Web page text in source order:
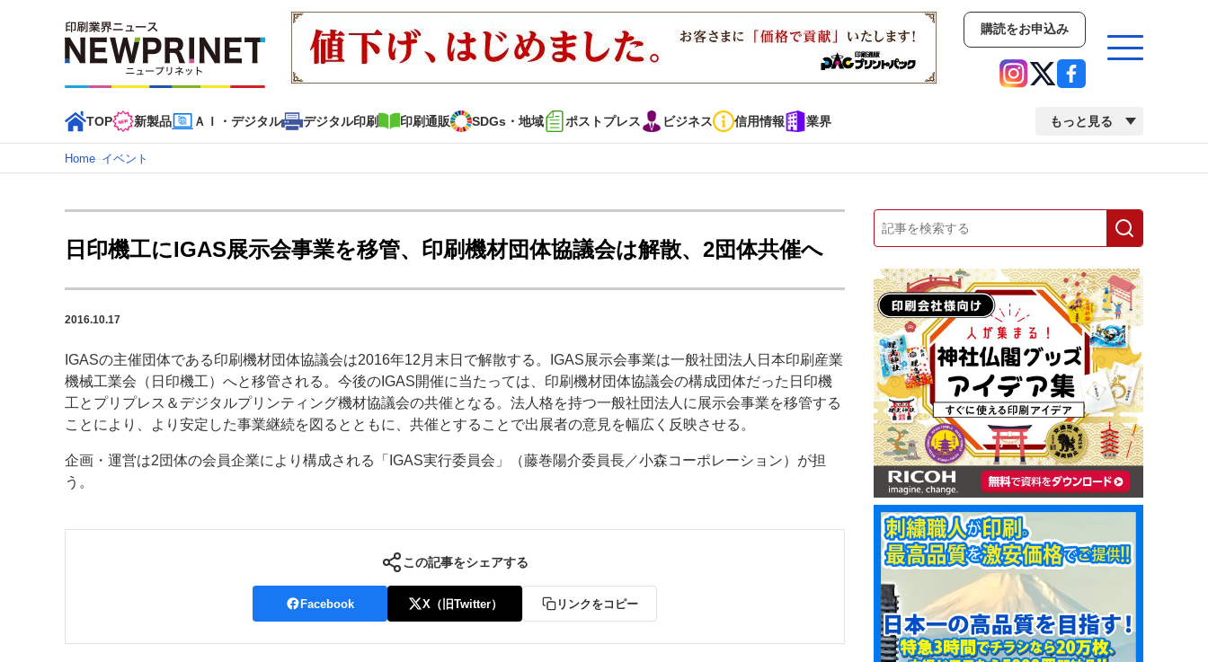
購読をお申込み
TOP 新製品 ＡＩ・デジタル デジタル印刷 印刷通販 SDGs・地域 ポストプレス ビジネス 信用情報 業界 もっと見る
イベント
インデックス
TOP 新着記事 特集記事 動画コンテンツ インタビュー コレクション
カテゴリー一覧
新商品 新製品 ＡＩ・デジタル デジタル印刷 印刷通販 SDGs・地域 ポストプレス ビジネス イベント 信用情報 業界 市場・統計 人事・移転・異動・訃報
特集記事カテゴリー一覧
2022 見える化・MIS特集 特集・デジタル印刷 アイデアで勝負！ ～多様なビジネス・多彩な商材～ JAPAN PACK 2023 特集 中古印刷機・製本機特集
2022 検査・校正特集
特集・デジタル印刷 ～ 新成長軌道を描く
発刊案内 JFPI印刷用語集 印刷機材年鑑
Home–イベント
日印機工にIGAS展示会事業を移管、印刷機材団体協議会は解散、2団体共催へ
2016.10.17
IGASの主催団体である印刷機材団体協議会は2016年12月末日で解散する。IGAS展示会事業は一般社団法人日本印刷産業
機械工業会（日印機工）へと移管される。今後のIGAS開催に当たっては、印刷機材団体協議会の構成団体だった日印機
工とプリプレス＆デジタルプリンティング機材協議会の共催となる。法人格を持つ一般社団法人に展示会事業を移管する
ことにより、より安定した事業継続を図るとともに、共催とすることで出展者の意見を幅広く反映させる。
企画・運営は2団体の会員企業により構成される「IGAS実行委員会」（藤巻陽介委員長／小森コーポレーション）が担
う。
この記事をシェアする
Facebook X（旧Twitter） リンクをコピー